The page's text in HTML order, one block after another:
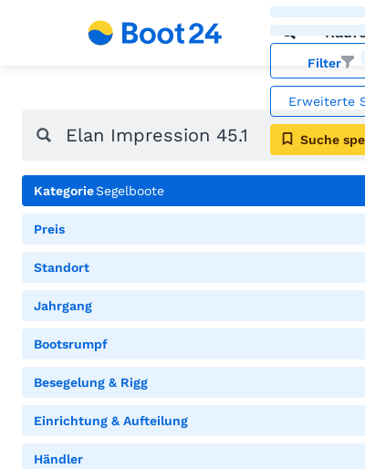
Filter
Erweiterte
Suche
KategorieSegelboote
Preis
Standort
Jahrgang
Bootsrumpf
Besegelung & Rigg
Einrichtung & Aufteilung
Händler